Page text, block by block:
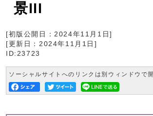
景III
[初版公開日：2024年11月1日]
[更新日： 2024年11月1日 ]
ID:23723
ソーシャルサイトへのリンクは別ウィンドウで